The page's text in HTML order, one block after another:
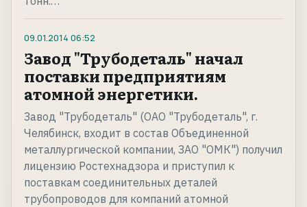
09.01.2014 06:52
Завод "Трубодеталь" начал
поставки предприятиям
атомной энергетики.
Завод "Трубодеталь" (ОАО "Трубодеталь", г.
Челябинск, входит в состав Объединенной
металлургической компании, ЗАО "ОМК") получил
лицензию Ростехнадзора и приступил к
поставкам соединительных деталей
трубопроводов для компаний атомной